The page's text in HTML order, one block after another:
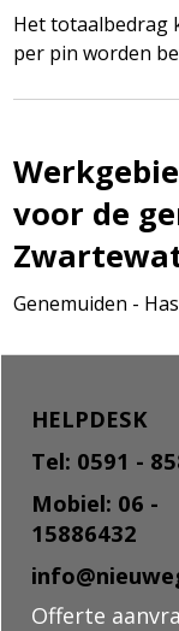
Het totaalbedrag
per pin worden
voor de
Genemuiden -
HELPDESK
Tel: 0591 -
Mobiel: 06 -
15886432
Offerte